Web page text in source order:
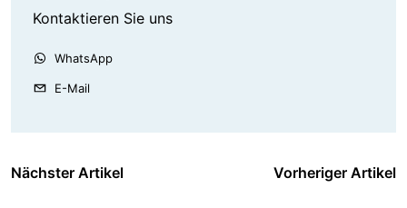
Kontaktieren Sie uns
WhatsApp
E-Mail
Nächster Artikel Vorheriger Artikel